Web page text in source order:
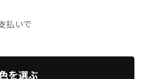
払いで
を選ぶ